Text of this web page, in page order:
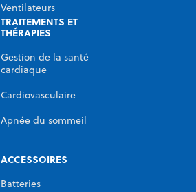
Ventilateurs
TRAITEMENTS ET
THÉRAPIES
Gestion de la santé
cardiaque
Cardiovasculaire
Apnée du sommeil
ACCESSOIRES
Batteries